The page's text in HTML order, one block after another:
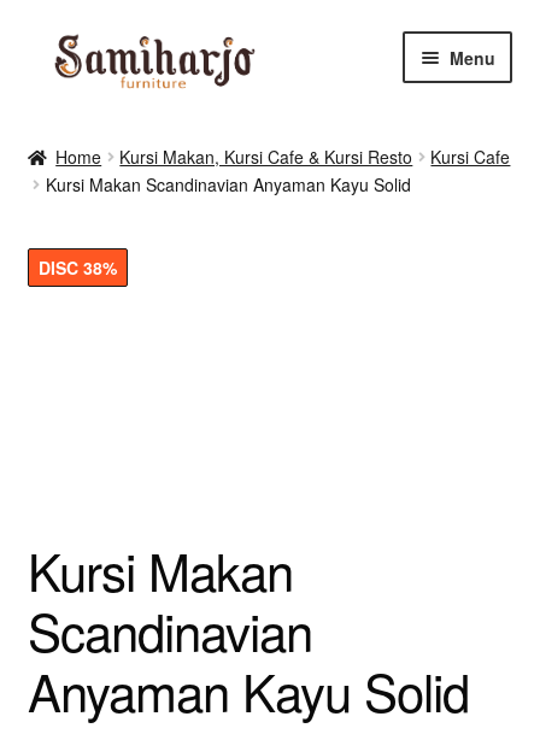
Skip
Skip
Menu
RUANG MAKAN & DAPUR
RUANG TIDUR
Home Kursi Makan, Kursi Cafe & Kursi Resto
Kursi Cafe
Kursi Makan Scandinavian Anyaman Kayu Solid
DISC 38%
Kursi Makan
Scandinavian
Anyaman Kayu Solid